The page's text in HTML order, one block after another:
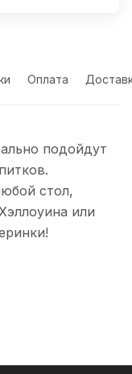
Оплата
подойдут
стол,
или